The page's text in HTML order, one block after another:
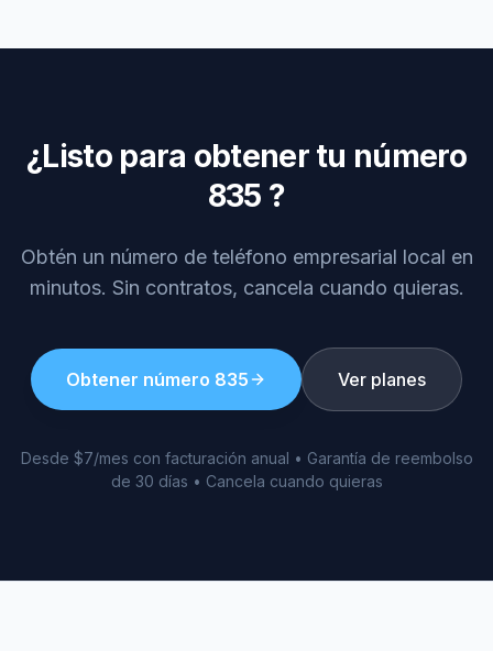
¿Listo para obtener tu número
835 ?
Obtén un número de teléfono empresarial local en
minutos. Sin contratos, cancela cuando quieras.
Obtener número 835 Ver planes
Desde $7/mes con facturación anual • Garantía de reembolso
de 30 días • Cancela cuando quieras